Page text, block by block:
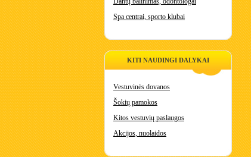
Spa centrai, sporto klubai
KITI NAUDINGI DALYKAI
Vestuvinės dovanos
Šokių pamokos
Kitos vestuvių paslaugos
Akcijos, nuolaidos